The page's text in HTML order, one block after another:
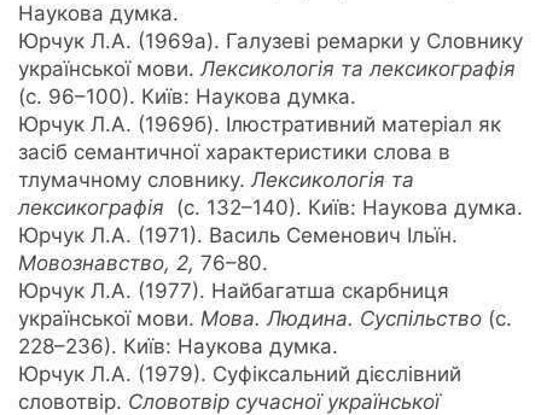
Наукова думка.
Юрчук Л.А. (1969а). Галузеві ремарки у Словнику
української мови.Лексикологія та лексикографія
(с. 96–100). Київ: Наукова думка.
Юрчук Л.А. (1969б). Ілюстративний матеріал як
засіб семантичної характеристики слова в
тлумачному словнику.Лексикологія та
лексикографія (с. 132–140). Київ: Наукова думка.
Юрчук Л.А. (1971). Василь Семенович Ільїн.
Мовознавство, 2, 76–80.
Юрчук Л.А. (1977). Найбагатша скарбниця
української мови. Мова. Людина. Суспільство (с.
228–236). Київ: Наукова думка.
Юрчук Л.А. (1979). Суфіксальний дієслівний
словотвір. Словотвір сучасної української